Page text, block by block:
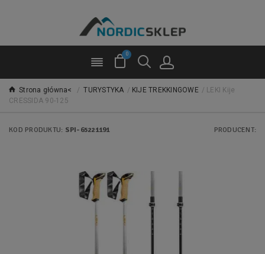
0
Strona główna< / TURYSTYKA / KIJE TREKKINGOWE / LEKI Kije
CRESSIDA 90-125
KOD PRODUKTU: SPI-65221191 PRODUCENT: